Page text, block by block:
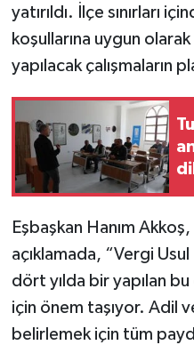
yatırıldı. İlçe sınırları
koşullarına uygun
yapılacak çalışmaların
Eşbaşkan Hanım
açıklamada, “Vergi
dört yılda bir yapılan
için önem taşıyor. Adil
belirlemek için tüm